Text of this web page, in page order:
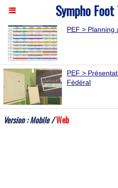
Sympho
PEF > Planning
PEF >
Fédéral
Version :Mobile/Web